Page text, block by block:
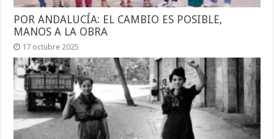
POR ANDALUCÍA: EL CAMBIO ES POSIBLE,
MANOS A LA OBRA
17 octubre 2025